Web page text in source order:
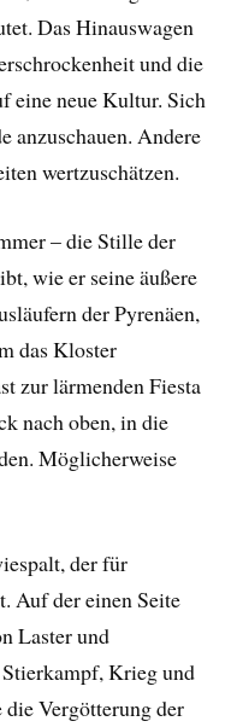
Das Hinauswagen
und die
eine neue Kultur. Sich
anzuschauen. Andere
wertzuschätzen.
– die Stille der
wie er seine äußere
der Pyrenäen,
das Kloster
zur lärmenden Fiesta
nach oben, in die
Möglicherweise
der für
Auf der einen Seite
Laster und
Krieg und
die Vergötterung der